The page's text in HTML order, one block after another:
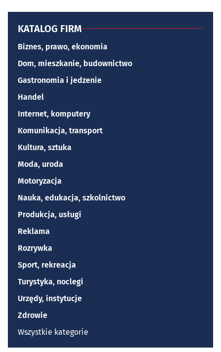
KATALOG FIRM
Biznes, prawo, ekonomia
Dom, mieszkanie, budownictwo
Gastronomia i jedzenie
Handel
Internet, komputery
Komunikacja, transport
Kultura, sztuka
Moda, uroda
Motoryzacja
Nauka, edukacja, szkolnictwo
Produkcja, usługi
Reklama
Rozrywka
Sport, rekreacja
Turystyka, noclegi
Urzędy, instytucje
Zdrowie
Wszystkie kategorie